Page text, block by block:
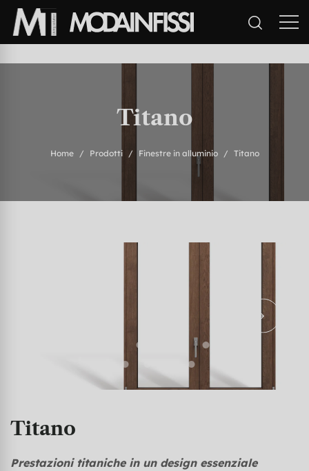
Titano
Home Prodotti Finestre in alluminio Titano
Titano
Prestazioni titaniche in un design essenziale